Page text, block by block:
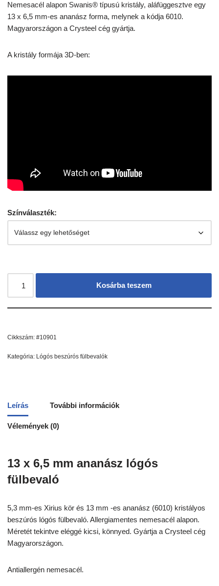
Nemesacél alapon Swanis® típusú kristály, aláfüggesztve egy
13 x 6,5 mm-es ananász forma, melynek a kódja 6010.
Magyarországon a Crysteel cég gyártja.
A kristály formája 3D-ben:
Színválaszték:
Kosárba teszem
Cikkszám: #10901
Kategória: Lógós beszúrós fülbevalók
Leírás További információk
Vélemények (0)
13 x 6,5 mm ananász lógós
fülbevaló
5,3 mm-es Xirius kör és 13 mm -es ananász (6010) kristályos
beszúrós lógós fülbevaló. Allergiamentes nemesacél alapon.
Méretét tekintve eléggé kicsi, könnyed. Gyártja a Crysteel cég
Magyarországon.
Antiallergén nemesacél.